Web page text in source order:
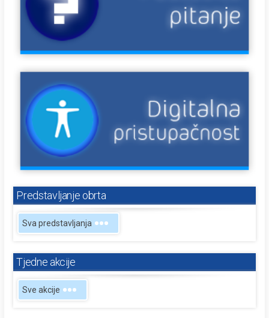
Predstavljanje obrta
Sva predstavljanja
Tjedne akcije
Sve akcije